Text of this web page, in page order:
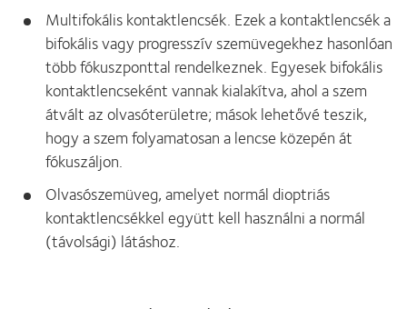
Multifokális kontaktlencsék. Ezek a kontaktlencsék a
bifokális vagy progresszív szemüvegekhez hasonlóan
több fókuszponttal rendelkeznek. Egyesek bifokális
kontaktlencseként vannak kialakítva, ahol a szem
átvált az olvasóterületre; mások lehetővé teszik,
hogy a szem folyamatosan a lencse közepén át
fókuszáljon.
Olvasószemüveg, amelyet normál dioptriás
kontaktlencsékkel együtt kell használni a normál
(távolsági) látáshoz.